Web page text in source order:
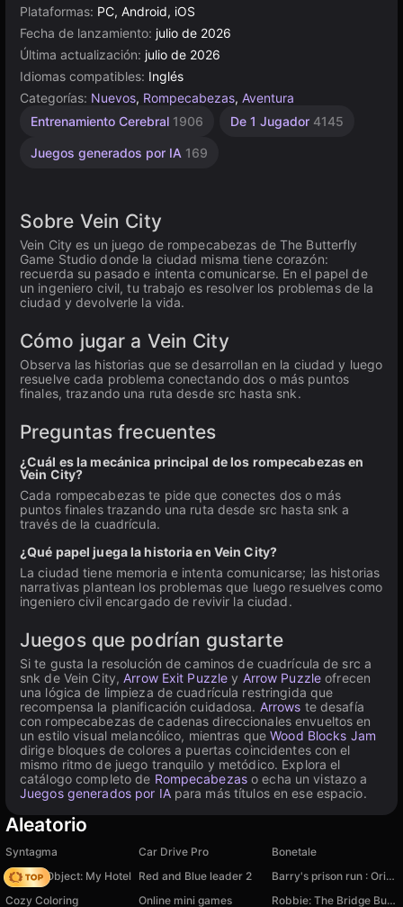
Plataformas: PC, Android, iOS
Fecha de lanzamiento: julio de 2026
Última actualización: julio de 2026
Idiomas compatibles: Inglés
Categorías: Nuevos, Rompecabezas, Aventura
Entrenamiento Cerebral 1906 De 1 Jugador 4145
Juegos generados por IA 169
Sobre Vein City
Vein City es un juego de rompecabezas de The Butterfly
Game Studio donde la ciudad misma tiene corazón:
recuerda su pasado e intenta comunicarse. En el papel de
un ingeniero civil, tu trabajo es resolver los problemas de la
ciudad y devolverle la vida.
Cómo jugar a Vein City
Observa las historias que se desarrollan en la ciudad y luego
resuelve cada problema conectando dos o más puntos
finales, trazando una ruta desde src hasta snk.
Preguntas frecuentes
¿Cuál es la mecánica principal de los rompecabezas en
Vein City?
Cada rompecabezas te pide que conectes dos o más
puntos finales trazando una ruta desde src hasta snk a
través de la cuadrícula.
¿Qué papel juega la historia en Vein City?
La ciudad tiene memoria e intenta comunicarse; las historias
narrativas plantean los problemas que luego resuelves como
ingeniero civil encargado de revivir la ciudad.
Juegos que podrían gustarte
Si te gusta la resolución de caminos de cuadrícula de src a
snk de Vein City,Arrow Exit Puzzle y Arrow Puzzle ofrecen
una lógica de limpieza de cuadrícula restringida que
recompensa la planificación cuidadosa. Arrows te desafía
con rompecabezas de cadenas direccionales envueltos en
un estilo visual melancólico, mientras queWood Blocks Jam
dirige bloques de colores a puertas coincidentes con el
mismo ritmo de juego tranquilo y metódico. Explora el
catálogo completo de Rompecabezaso echa un vistazo a
Juegos generados por IApara más títulos en ese espacio.
Aleatorio
Syntagma Car Drive Pro
Bonetale
Hidden Object: My Hotel
Red and Blue leader 2
Barry's prison run : Original Map
Cozy Coloring
Online mini games
Robbie: The Bridge Builder